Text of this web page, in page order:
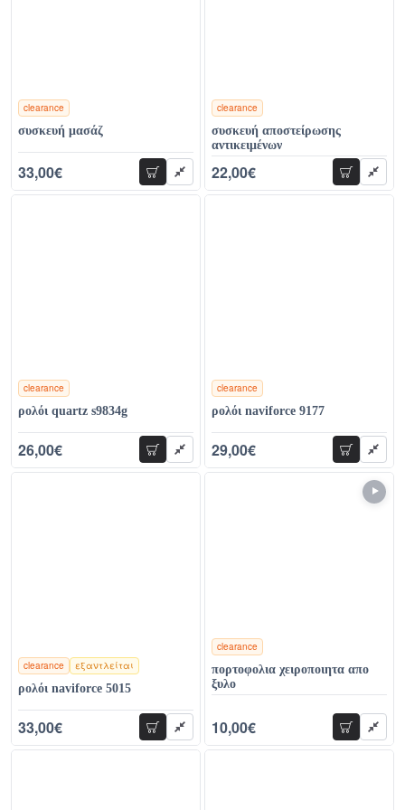
clearance
χρώματα
συσκευή μασάζ
33,00€ προσθήκη
clearance
χρώματα
συσκευή αποστείρωσης
αντικειμένων
22,00€ προσθήκη
clearance
χρώματα
ρολόι quartz s9834g
26,00€ προσθήκη
clearance
χρώματα
ρολόι naviforce 9177
29,00€ προσθήκη
clearance εξαντλείται
χρώματα
ρολόι naviforce 5015
33,00€ προσθήκη
clearance
πορτοφολια χειροποιητα απο
ξυλο
10,00€ προσθήκη